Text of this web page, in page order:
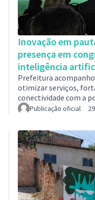
Inovação em
presença em
inteligência
Prefeitura
otimizar serviços,
conectividade com a
tem se tornado, cada
presença no
Cities) 2025,
Município. O evento,
de setembro, teve
Publicação oficial